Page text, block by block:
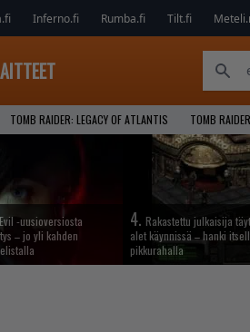
Inferno.fi Rumba.fi Tilt.fi
TOMB RAIDER: LEGACY OF ATLANTIS TOMB RAIDER
-uusioversiosta
– jo yli kahden
4. Rakastettu julkaisija
alet käynnissä – hanki
pikkurahalla